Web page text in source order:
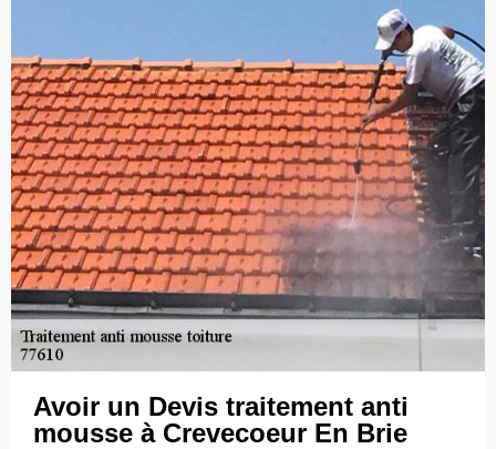
Avoir un Devis traitement anti
mousse à Crevecoeur En Brie